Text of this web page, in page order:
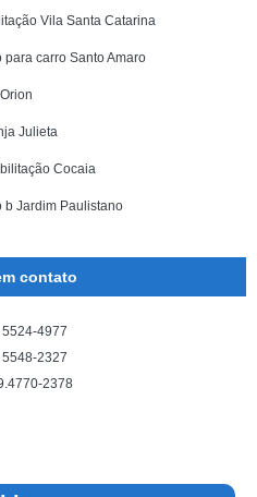
Vila Santa Catarina
carro Santo Amaro
Julieta
Cocaia
b Jardim Paulistano
contato
4977
2327
2378